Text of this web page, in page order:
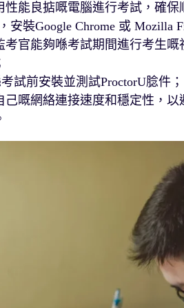
能良掂嘅電腦進行考試，確
安裝Google Chrome 或
考官能夠喺考試期間進行考生
試前安裝並測試ProctorU腍件；
嘅網絡連接速度和穩定性，